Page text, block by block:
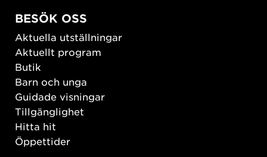
BESÖK OSS
Aktuella utställningar
Aktuellt program
Butik
Barn och unga
Guidade visningar
Tillgänglighet
Hitta hit
Öppettider